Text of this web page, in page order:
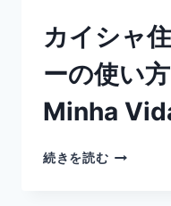
カイシャ
ーの使い
Minha
続きを読む